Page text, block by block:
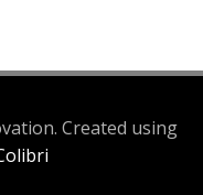
Created using